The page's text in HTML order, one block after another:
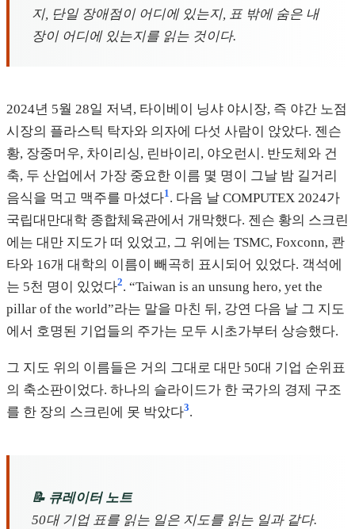
지, 단일 장애점이 어디에 있는지, 표 밖에 숨은 내
장이 어디에 있는지를 읽는 것이다.
2024년 5월 28일 저녁, 타이베이 닝샤 야시장, 즉 야간 노점
시장의 플라스틱 탁자와 의자에 다섯 사람이 앉았다. 젠슨
황, 장중머우, 차이리싱, 린바이리, 야오런시. 반도체와 건
축, 두 산업에서 가장 중요한 이름 몇 명이 그날 밤 길거리
음식을 먹고 맥주를 마셨다1. 다음 날 COMPUTEX 2024가
국립대만대학 종합체육관에서 개막했다. 젠슨 황의 스크린
에는 대만 지도가 떠 있었고, 그 위에는 TSMC, Foxconn, 콴
타와 16개 대학의 이름이 빼곡히 표시되어 있었다. 객석에
는 5천 명이 있었다2. “Taiwan is an unsung hero, yet the
pillar of the world”라는 말을 마친 뒤, 강연 다음 날 그 지도
에서 호명된 기업들의 주가는 모두 시초가부터 상승했다.
그 지도 위의 이름들은 거의 그대로 대만 50대 기업 순위표
의 축소판이었다. 하나의 슬라이드가 한 국가의 경제 구조
를 한 장의 스크린에 못 박았다3.
📝 큐레이터 노트
50대 기업 표를 읽는 일은 지도를 읽는 일과 같다.